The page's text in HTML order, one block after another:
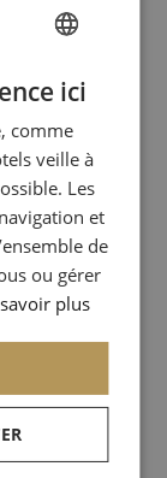
accueil.
d’entre
respect des
les
la
?
à savoir
FRENCH
ENGLISH
ITALIAN
GERMAN
SPANISH
RUSSIAN
ici
comme
veille à
Les
et
de
ou gérer
plus